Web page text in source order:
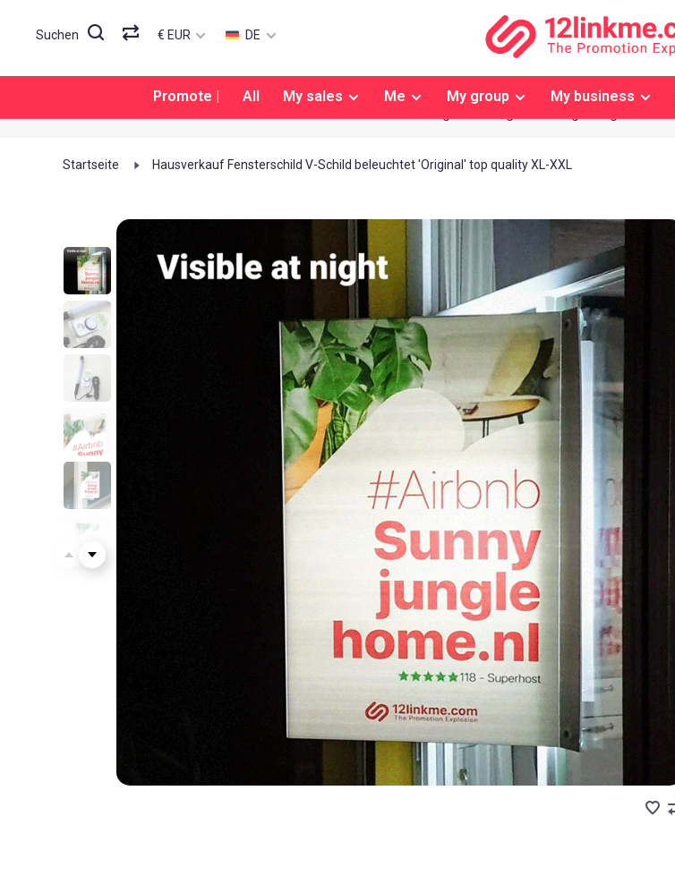
Suchen € EUR DE
Promote | All My sales Me My group My business
Startseite Hausverkauf Fensterschild V-Schild beleuchtet 'Original' top quality XL-XXL